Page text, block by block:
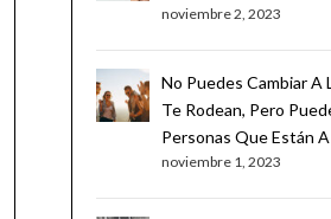
noviembre 2, 2023
No Puedes Cambiar A
Te Rodean, Pero
Personas Que Están
noviembre 1, 2023